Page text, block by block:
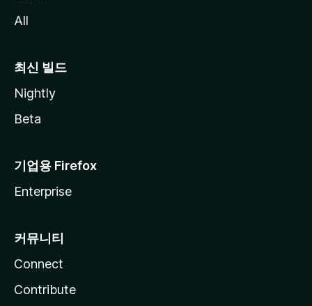
All
최신 빌드
Nightly
Beta
기업용 Firefox
Enterprise
커뮤니티
Connect
Contribute